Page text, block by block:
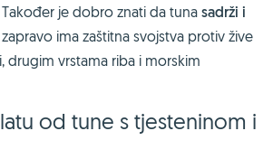
Također je dobro znati da tuna sadrži i
ima zaštitna svojstva protiv žive
drugim vrstama riba i morskim
od tune s tjesteninom i